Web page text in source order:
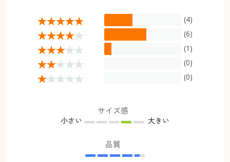
よくある質問とお問い合わせ
(4)
(6)
(1)
(0)
(0)
サイズ感
小さい 大きい
品質